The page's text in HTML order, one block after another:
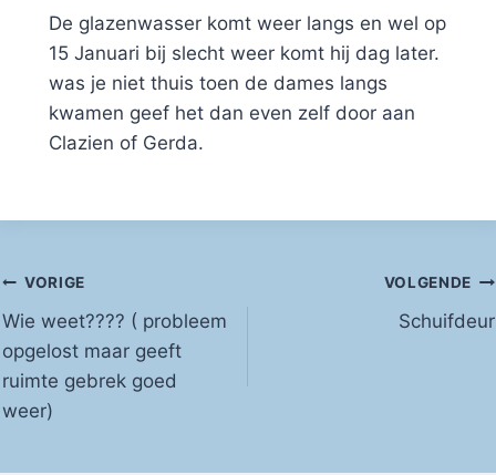
De glazenwasser komt weer langs en wel op
15 Januari bij slecht weer komt hij dag later.
was je niet thuis toen de dames langs
kwamen geef het dan even zelf door aan
Clazien of Gerda.
Bericht
navigatie
VORIGE
Wie weet???? ( probleem
opgelost maar geeft
ruimte gebrek goed
weer)
VOLGENDE
Schuifdeur